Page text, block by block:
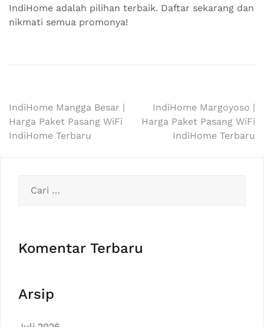
IndiHome adalah pilihan terbaik. Daftar sekarang dan
nikmati semua promonya!
Navigasi
pos
IndiHome Mangga Besar |
Harga Paket Pasang WiFi
IndiHome Terbaru
IndiHome Margoyoso |
Harga Paket Pasang WiFi
IndiHome Terbaru
untuk:
Komentar Terbaru
Arsip